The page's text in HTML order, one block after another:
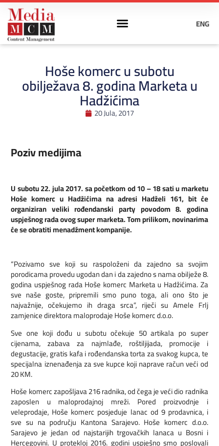
ENG
Hoše komerc u subotu
obilježava 8. godina Marketa u
Hadžićima
20 Jula, 2017
Poziv medijima
U subotu 22. jula 2017. sa početkom od 10 – 18 sati u marketu
Hoše komerc u Hadžićima na adresi Hadželi 161, bit će
organiziran veliki rođendanski party povodom 8. godina
uspješnog rada ovog super marketa. Tom prilikom, novinarima
će se obratiti menadžment kompanije.
“Pozivamo sve koji su raspoloženi da zajedno sa svojim
porodicama provedu ugodan dan i da zajedno s nama obilježe 8.
godina uspješnog rada Hoše komerc Marketa u Hadžićima. Za
sve naše goste, pripremili smo puno toga, ali ono što je
najvažnije, očekujemo ih draga srca”, riječi su Amele Frlj
zamjenice direktora maloprodaje Hoše komerc d.o.o.
Sve one koji dođu u subotu očekuje 50 artikala po super
cijenama, zabava za najmlađe, roštiljijada, promocije i
degustacije, gratis kafa i rođendanska torta za svakog kupca, te
specijalna iznenađenja za sve kupce koji naprave račun veći od
20 KM.
Hoše komerc zapošljava 216 radnika, od čega je veći dio radnika
zaposlen u maloprodajnoj mreži. Pored proizvodnje i
veleprodaje, Hoše komerc posjeduje lanac od 9 prodavnica, i
sve su na području Kantona Sarajevo. Hoše komerc d.o.o.
Sarajevo je jedan od najstarijih trgovačkih lanaca u Bosni i
Hercegovini. U protekloj 2016. godini uspješno smo poslovali